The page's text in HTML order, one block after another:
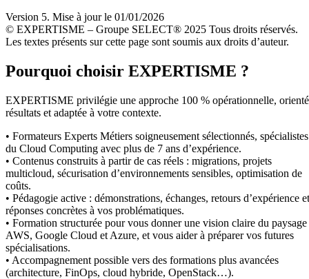
Version 5. Mise à jour le 01/01/2026
© EXPERTISME – Groupe SELECT® 2025 Tous droits réservés.
Les textes présents sur cette page sont soumis aux droits d’auteur.
Pourquoi choisir EXPERTISME ?
EXPERTISME privilégie une approche 100 % opérationnelle,
résultats et adaptée à votre contexte.
• Formateurs Experts Métiers soigneusement sélectionnés, spécialistes
du Cloud Computing avec plus de 7 ans d’expérience.
• Contenus construits à partir de cas réels : migrations, projets
multicloud, sécurisation d’environnements sensibles, optimisation de
coûts.
• Pédagogie active : démonstrations, échanges, retours d’expérience et
réponses concrètes à vos problématiques.
• Formation structurée pour vous donner une vision claire du paysage
AWS, Google Cloud et Azure, et vous aider à préparer vos futures
spécialisations.
• Accompagnement possible vers des formations plus avancées
(architecture, FinOps, cloud hybride, OpenStack…).